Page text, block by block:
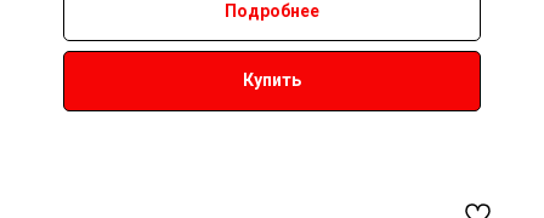
Подробнее
Купить